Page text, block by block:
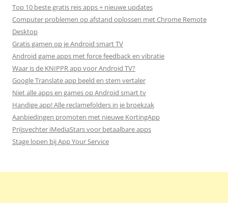
Top 10 beste gratis reis apps + nieuwe updates
Computer problemen op afstand oplossen met Chrome Remote
Desktop
Gratis gamen op je Android smart TV
Android game apps met force feedback en vibratie
Waar is de KNIPPR app voor Android TV?
Google Translate app beeld en stem vertaler
Niet alle apps en games op Android smart tv
Handige app! Alle reclamefolders in je broekzak
Aanbiedingen promoten met nieuwe KortingApp
Prijsvechter iMediaStars voor betaalbare apps
Stage lopen bij App Your Service